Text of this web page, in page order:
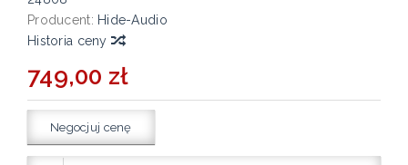
Producent: Hide-Audio
Historia ceny
749,00 zł
Negocjuj cenę